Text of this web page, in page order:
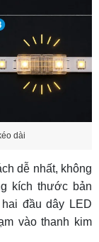
dài
dễ nhất, không
kích thước bản
đầu dây LED
vào thanh kim